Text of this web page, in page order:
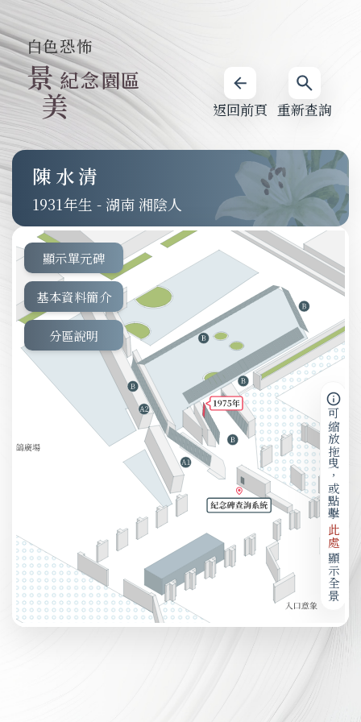
重新查詢
返回前頁
白色恐怖
景
美
紀念園區
陳水清
1931 - 湖南 湘陰人
顯示單元碑
基本資料簡介
分區說明
可縮放拖曳，或點擊
此處
顯示全景